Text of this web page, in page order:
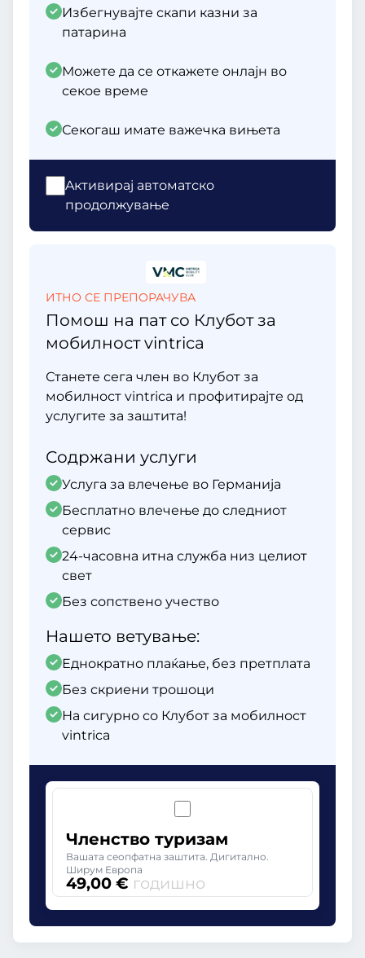
Избегнувајте скапи казни за
патарина
Можете да се откажете онлајн во
секое време
Секогаш имате важечка вињета
Aктивирај автоматско
продолжување
ИТНО СЕ ПРЕПОРАЧУВА
Помош на пат со Клубот за
мобилност vintrica
Станете сега член во Клубот за
мобилност vintrica и профитирајте од
услугите за заштита!
Содржани услуги
Услуга за влечење во Германија
Бесплатно влечење до следниот
сервис
24-часовна итна служба низ целиот
свет
Без сопствено учество
Нашето ветување:
Еднократно плаќање, без претплата
Без скриени трошоци
На сигурно со Клубот за мобилност
vintrica
Членство туризам
Вашата сеопфатна заштита. Дигитално.
Ширум Европа
49,00 € годишно